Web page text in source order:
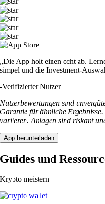
„Die App holt einen echt ab.
simpel und die Investment-
-Verifizierter Nutzer
Nutzerbewertungen sind
Garantie für ähnliche
variieren. Anlagen sind riskant
App herunterladen
Guides und
Krypto meistern